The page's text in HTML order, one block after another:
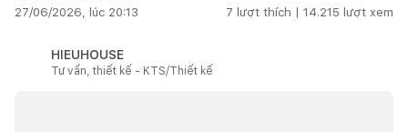
27/06/2026, lúc 20:13 7 lượt thích | 14.215 lượt xem
HIEUHOUSE
Tư vấn, thiết kế - KTS/Thiết kế